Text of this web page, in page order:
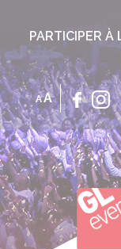
PARTICIPER À
ADECREASE
FONT
SIZE.
AINCREASE
FONT
SIZE.